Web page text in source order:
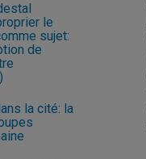
le
sujet:
de
la cité: la